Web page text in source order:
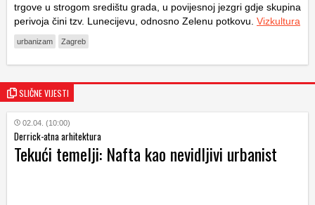
trgove u strogom središtu grada, u povijesnoj jezgri gdje skupina
perivoja čini tzv. Lunecijevu, odnosno Zelenu potkovu. Vizkultura
urbanizam Zagreb
SLIČNE VIJESTI
02.04. (10:00)
Derrick-atna arhitektura
Tekući temelji: Nafta kao nevidljivi urbanist